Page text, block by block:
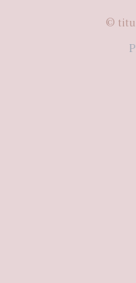
©